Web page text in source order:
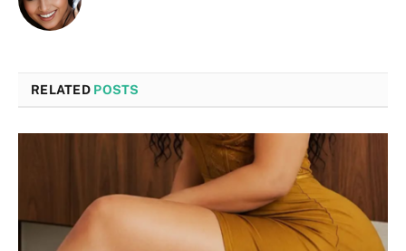
RELATED POSTS